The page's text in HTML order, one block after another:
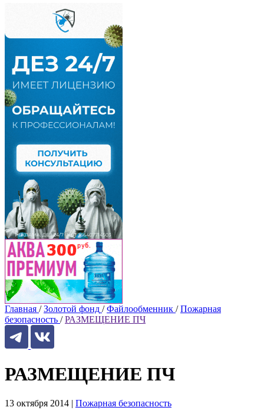
Главная / Золотой фонд / Файлообменник / Пожарная
безопасность / РАЗМЕЩЕНИЕ ПЧ
РАЗМЕЩЕНИЕ ПЧ
13 октября 2014 | Пожарная безопасность